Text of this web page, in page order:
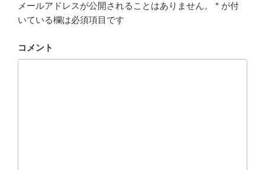
メールアドレスが公開されることはありません。 * が付
いている欄は必須項目です
コメント